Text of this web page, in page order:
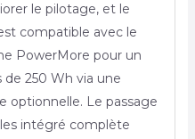
le pilotage, et le
compatible avec le
PowerMore pour un
de 250 Wh via une
optionnelle. Le passage
intégré complète